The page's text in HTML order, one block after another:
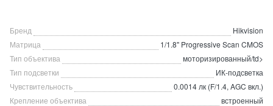
Бренд
Hikvision
Матрица
1/1.8" Progressive Scan CMOS
Тип объектива
моторизированный/td>
Тип подсветки
ИК-подсветка
Чувствительность
0.0014 лк (F/1.4, AGC вкл.)
Крепление объектива
встроенный